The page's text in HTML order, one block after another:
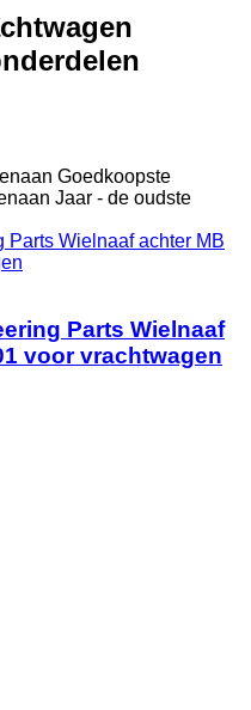
Goedkoopste
Jaar - de oudste
Parts Wielnaaf
voor vrachtwagen